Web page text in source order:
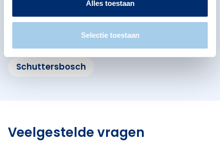
Alles toestaan
Selectie toestaan
Kerstroosplein
Kruidenbuurt
Schuttersbosch
Veelgestelde vragen